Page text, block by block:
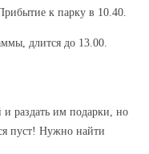
к парку в 10.40.
длится до 13.00.
раздать им подарки, но
пуст! Нужно найти